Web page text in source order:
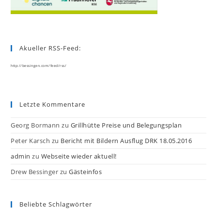
Akueller RSS-Feed:
http://bessingen.com/feed/rss/
Letzte Kommentare
Georg Bormann zu Grillhütte Preise und Belegungsplan
Peter Karsch zu Bericht mit Bildern Ausflug DRK 18.05.2016
admin zu Webseite wieder aktuell!
Drew Bessinger zu Gästeinfos
Beliebte Schlagwörter